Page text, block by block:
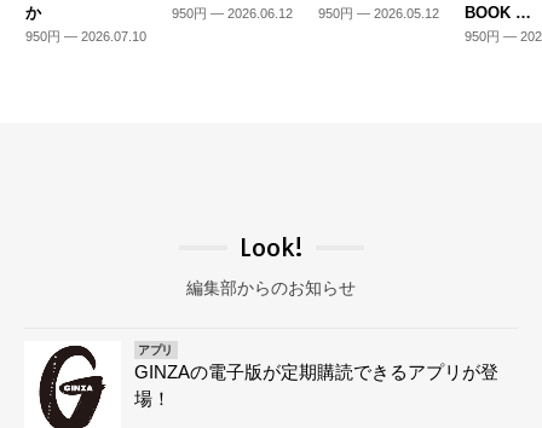
か
950円 — 2026.07.10
950円 — 2026.06.12 950円 — 2026.05.12
BOOK …
950円 —
Look!
編集部からのお知らせ
アプリ
GINZAの電子版が定期購読できるアプリが登
場！